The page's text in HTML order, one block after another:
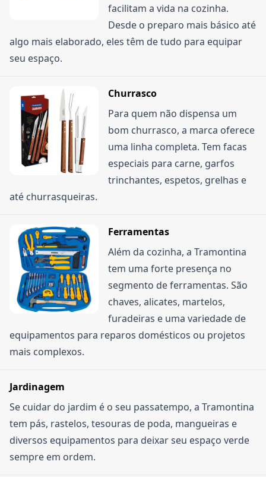
facilitam a vida na cozinha.
Desde o preparo mais básico até
algo mais elaborado, eles têm de tudo para equipar
seu espaço.
Churrasco
Para quem não dispensa um
bom churrasco, a marca oferece
uma linha completa. Tem facas
especiais para carne, garfos
trinchantes, espetos, grelhas e
até churrasqueiras.
Ferramentas
Além da cozinha, a Tramontina
tem uma forte presença no
segmento de ferramentas. São
chaves, alicates, martelos,
furadeiras e uma variedade de
equipamentos para reparos domésticos ou projetos
mais complexos.
Jardinagem
Se cuidar do jardim é o seu passatempo, a Tramontina
tem pás, rastelos, tesouras de poda, mangueiras e
diversos equipamentos para deixar seu espaço verde
sempre em ordem.